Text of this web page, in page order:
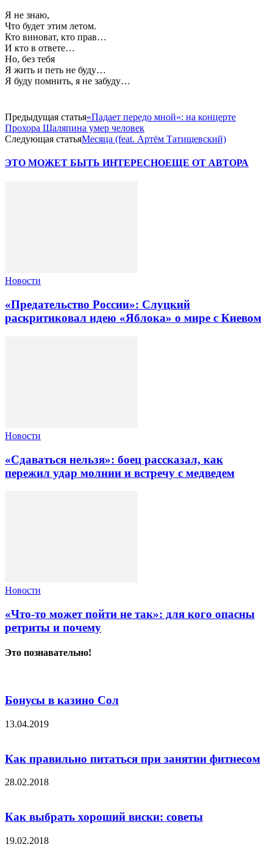
Я не знаю,
Что будет этим летом.
Кто виноват, кто прав…
И кто в ответе…
Но, без тебя
Я жить и петь не буду…
Я буду помнить, я не забуду…
Предыдущая статья«Падает передо мной»: на концерте
Прохора Шаляпина умер человек
Следующая статьяМесяца (feat. Артём Татищевский)
ЭТО МОЖЕТ БЫТЬ ИНТЕРЕСНОЕЩЕ ОТ АВТОРА
Новости
«Предательство России»: Слуцкий
раскритиковал идею «Яблока» о мире с Киевом
Новости
«Сдаваться нельзя»: боец рассказал, как
пережил удар молнии и встречу с медведем
Новости
«Что-то может пойти не так»: для кого опасны
ретриты и почему
Это познавательно!
Бонусы в казино Сол
13.04.2019
Как правильно питаться при занятии фитнесом
28.02.2018
Как выбрать хороший виски: советы
19.02.2018